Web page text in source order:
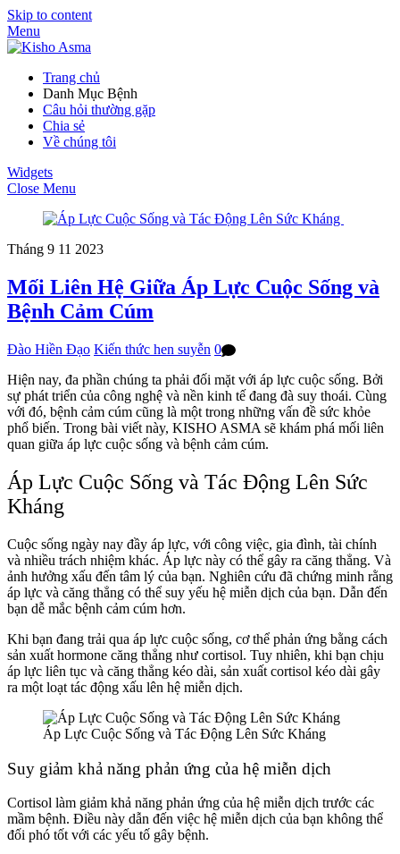
Skip to content
Menu
Trang chủ
Danh Mục Bệnh
Câu hỏi thường gặp
Chia sẻ
Về chúng tôi
Widgets
Close Menu
Tháng 9 11 2023
Mối Liên Hệ Giữa Áp Lực Cuộc Sống và
Bệnh Cảm Cúm
Đào Hiền Đạo Kiến thức hen suyễn 0
Hiện nay, đa phần chúng ta phải đối mặt với áp lực cuộc sống. Bởi
sự phát triển của công nghệ và nền kinh tế đang đà suy thoái. Cùng
với đó, bệnh cảm cúm cũng là một trong những vấn đề sức khỏe
phổ biến. Trong bài viết này, KISHO ASMA sẽ khám phá mối liên
quan giữa áp lực cuộc sống và bệnh cảm cúm.
Áp Lực Cuộc Sống và Tác Động Lên Sức
Kháng
Cuộc sống ngày nay đầy áp lực, với công việc, gia đình, tài chính
và nhiều trách nhiệm khác. Áp lực này có thể gây ra căng thẳng. Và
ảnh hưởng xấu đến tâm lý của bạn. Nghiên cứu đã chứng minh rằng
áp lực và căng thẳng có thể suy yếu hệ miễn dịch của bạn. Dẫn đến
bạn dễ mắc bệnh cảm cúm hơn.
Khi bạn đang trải qua áp lực cuộc sống, cơ thể phản ứng bằng cách
sản xuất hormone căng thẳng như cortisol. Tuy nhiên, khi bạn chịu
áp lực liên tục và căng thẳng kéo dài, sản xuất cortisol kéo dài gây
ra một loạt tác động xấu lên hệ miễn dịch.
Áp Lực Cuộc Sống và Tác Động Lên Sức Kháng
Suy giảm khả năng phản ứng của hệ miễn dịch
Cortisol làm giảm khả năng phản ứng của hệ miễn dịch trước các
mầm bệnh. Điều này dẫn đến việc hệ miễn dịch của bạn không thể
đối phó tốt với các yếu tố gây bệnh.